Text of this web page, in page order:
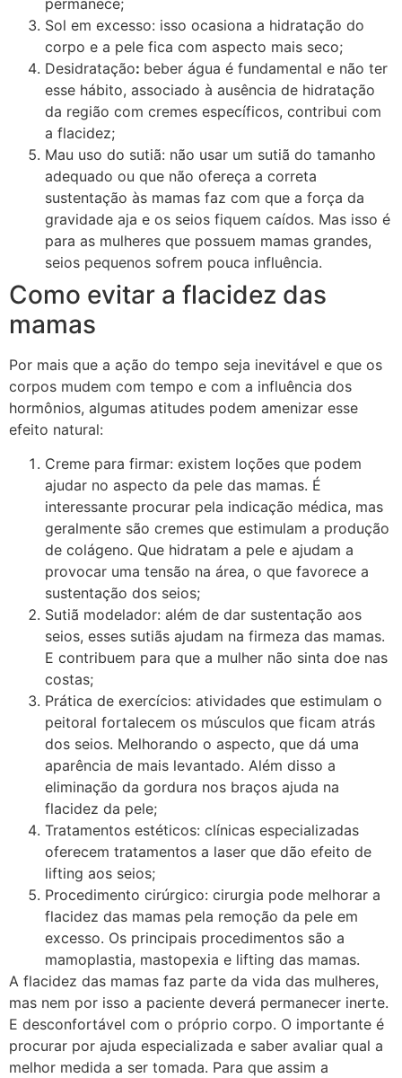
Sol em excesso: isso ocasiona a hidratação do
corpo e a pele fica com aspecto mais seco;
Desidratação: beber água é fundamental e não ter
esse hábito, associado à ausência de hidratação
da região com cremes específicos, contribui com
a flacidez;
Mau uso do sutiã: não usar um sutiã do tamanho
adequado ou que não ofereça a correta
sustentação às mamas faz com que a força da
gravidade aja e os seios fiquem caídos. Mas isso é
para as mulheres que possuem mamas grandes,
seios pequenos sofrem pouca influência.
Como evitar a flacidez das
mamas
Por mais que a ação do tempo seja inevitável e que os
corpos mudem com tempo e com a influência dos
hormônios, algumas atitudes podem amenizar esse
efeito natural:
Creme para firmar: existem loções que podem
ajudar no aspecto da pele das mamas. É
interessante procurar pela indicação médica, mas
geralmente são cremes que estimulam a produção
de colágeno. Que hidratam a pele e ajudam a
provocar uma tensão na área, o que favorece a
sustentação dos seios;
Sutiã modelador: além de dar sustentação aos
seios, esses sutiãs ajudam na firmeza das mamas.
E contribuem para que a mulher não sinta doe nas
costas;
Prática de exercícios: atividades que estimulam o
peitoral fortalecem os músculos que ficam atrás
dos seios. Melhorando o aspecto, que dá uma
aparência de mais levantado. Além disso a
eliminação da gordura nos braços ajuda na
flacidez da pele;
Tratamentos estéticos: clínicas especializadas
oferecem tratamentos a laser que dão efeito de
lifting aos seios;
Procedimento cirúrgico: cirurgia pode melhorar a
flacidez das mamas pela remoção da pele em
excesso. Os principais procedimentos são a
mamoplastia, mastopexia e lifting das mamas.
A flacidez das mamas faz parte da vida das mulheres,
mas nem por isso a paciente deverá permanecer inerte.
E desconfortável com o próprio corpo. O importante é
procurar por ajuda especializada e saber avaliar qual a
melhor medida a ser tomada. Para que assim a